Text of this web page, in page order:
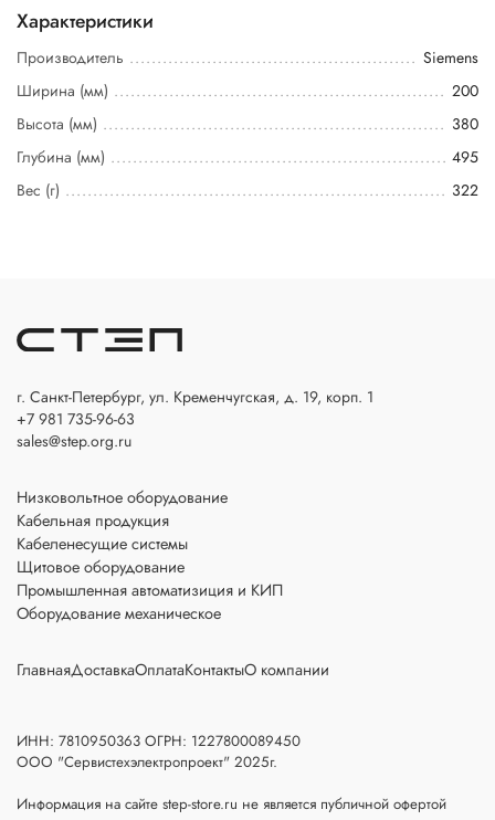
Характеристики
Производитель
Siemens
Ширина (мм)
200
Высота (мм)
380
Глубина (мм)
495
Вес (г)
322
г. Санкт-Петербург, ул. Кременчугская, д. 19, корп. 1
+7 981 735-96-63
sales@step.org.ru
ГлавнаяДоставкаОплатаКонтактыО компании
Низковольтное оборудование
Кабельная продукция
Кабеленесущие системы
Щитовое оборудование
Промышленная автоматизиция и КИП
Оборудование механическое
ИНН: 7810950363 ОГРН: 1227800089450
ООО "Сервистехэлектропроект" 2025г.
Информация на сайте step-store.ru не является публичной офертой